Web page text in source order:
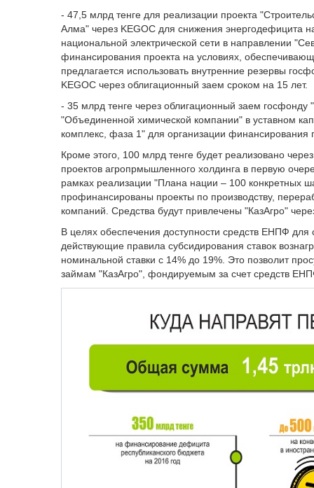
- 47,5 млрд тенге для реализации проекта
Алма" через KEGOC для снижения энергодефицита
национальной электрической сети в направлении
финансирования проекта на условиях,
предлагается использовать внутренние резервы
KEGOC через облигационный заем сроком на 15 лет.
- 35 млрд тенге через облигационный заем
"Объединенной химической компании" в уставном
комплекс, фаза 1" для организации финансирования
Кроме этого, 100 млрд тенге будет реализовано
проектов агропрмышленного холдинга в первую
рамках реализации "Плана нации – 100 конкретных
профинансированы проекты по производству,
компаний. Средства будут привлечены "КазАгро"
В целях обеспечения доступности средств ЕНПФ для
действующие правила субсидирования ставок
номинальной ставки с 14% до 19%. Это позволит
займам "КазАгро", фондируемым за счет средств